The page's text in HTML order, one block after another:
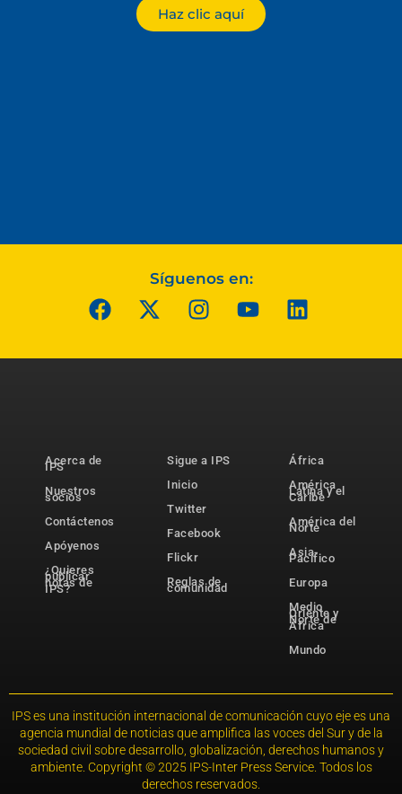
Haz clic aquí
Síguenos en:
Acerca de
IPS
Nuestros
socios
Contáctenos
Apóyenos
¿Quieres
publicar
notas de
IPS?
Sigue a IPS
Inicio
Twitter
Facebook
Flickr
Reglas de
comunidad
África
América
Latina y el
Caribe
América del
Norte
Asia-
Pacífico
Europa
Medio
Oriente y
Norte de
África
Mundo
IPS es una institución internacional de comunicación cuyo eje es una
agencia mundial de noticias que amplifica las voces del Sur y de la
sociedad civil sobre desarrollo, globalización, derechos humanos y
ambiente. Copyright © 2025 IPS-Inter Press Service. Todos los
derechos reservados.